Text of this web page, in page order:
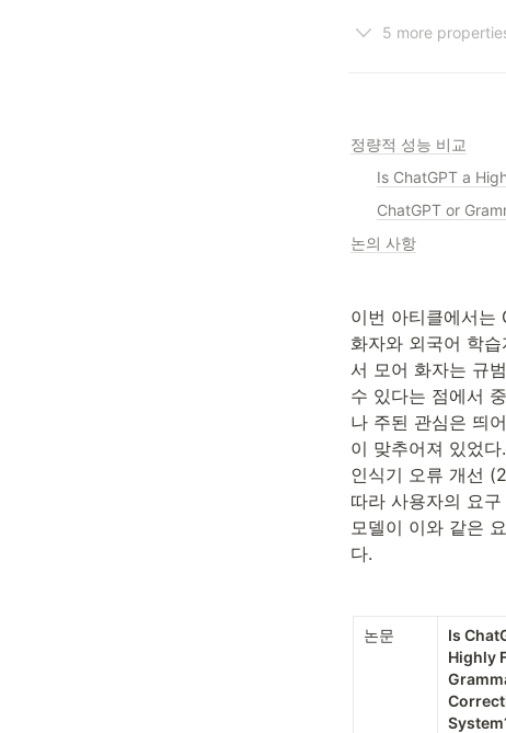
5 more
정량적 성능 비교
ChatGPT or
논의 사항
이번 아티클에서는
화자와 외국어 학
서 모어 화자는 규
수 있다는 점에서
나 주된 관심은 띄
이 맞추어져 있었
인식기 오류 개선
따라 사용자의 요
모델이 이와 같은
다.
논문
Is
Highly